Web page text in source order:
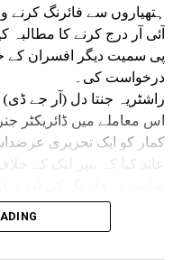
ہتھیاروں سے فائرنگ کرنے
آئی آر درج کرنے کا
پی سمیت دیگر افسران کے
درخواست کی۔
راشٹریہ جنتا دل (آر جے
اس معاملے میں ڈائریکٹر
کمار کو ایک تحریری
جی پی ونئے کمار سے
ہمراہ آر جے ڈی کے سینئر